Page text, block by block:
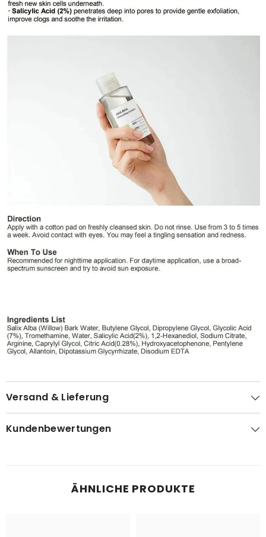
Versand & Lieferung
Kundenbewertungen
ÄHNLICHE PRODUKTE